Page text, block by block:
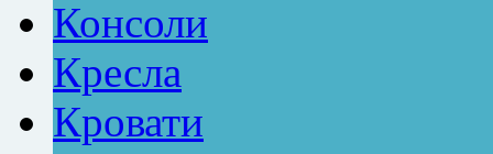
Консоли
Кресла
Кровати